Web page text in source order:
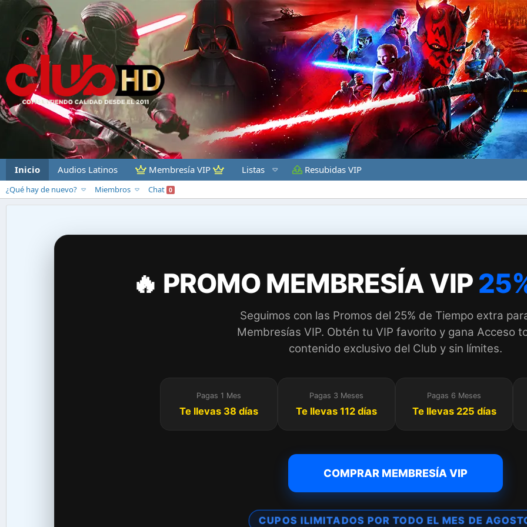
Inicio Audios Latinos Membresía VIP Listas Resubidas VIP
¿Qué hay de nuevo? Miembros Chat 0
🔥 PROMO MEMBRESÍA VIP
Seguimos con las Promos del 25% de Tiempo extra
Membresías VIP. Obtén tu VIP favorito y gana Acceso
contenido exclusivo del Club y sin límites.
Pagas 1 Mes
Te llevas 38 días
Pagas 3 Meses
Te llevas 112 días
Pagas 6 Meses
Te llevas 225 días
COMPRAR MEMBRESÍA VIP
CUPOS ILIMITADOS POR TODO EL MES DE